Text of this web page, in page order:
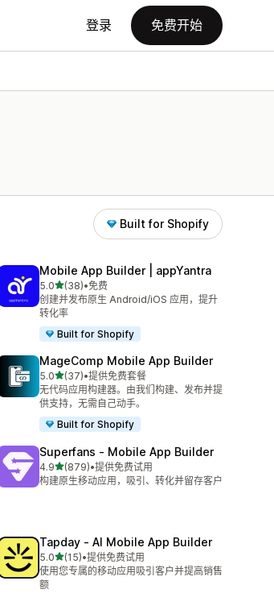
登录 免费开始
Built for Shopify
Mobile App Builder | appYantra
5.0星（满分 5 星）
(38)
总共 38 条评论
•免费
创建并发布原生 Android/iOS 应用，提升
转化率
Built for Shopify
MageComp Mobile App Builder
5.0星（满分 5 星）
(37)
总共 37 条评论
•提供免费套餐
无代码应用构建器。由我们构建、发布并提
供支持，无需自己动手。
Built for Shopify
Superfans ‑ Mobile App Builder
4.9星（满分 5 星）
(879)
总共 879 条评论
•提供免费试用
构建原生移动应用，吸引、转化并留存客户
Tapday ‑ AI Mobile App Builder
5.0星（满分 5 星）
(15)
总共 15 条评论
•提供免费试用
使用您专属的移动应用吸引客户并提高销售
额